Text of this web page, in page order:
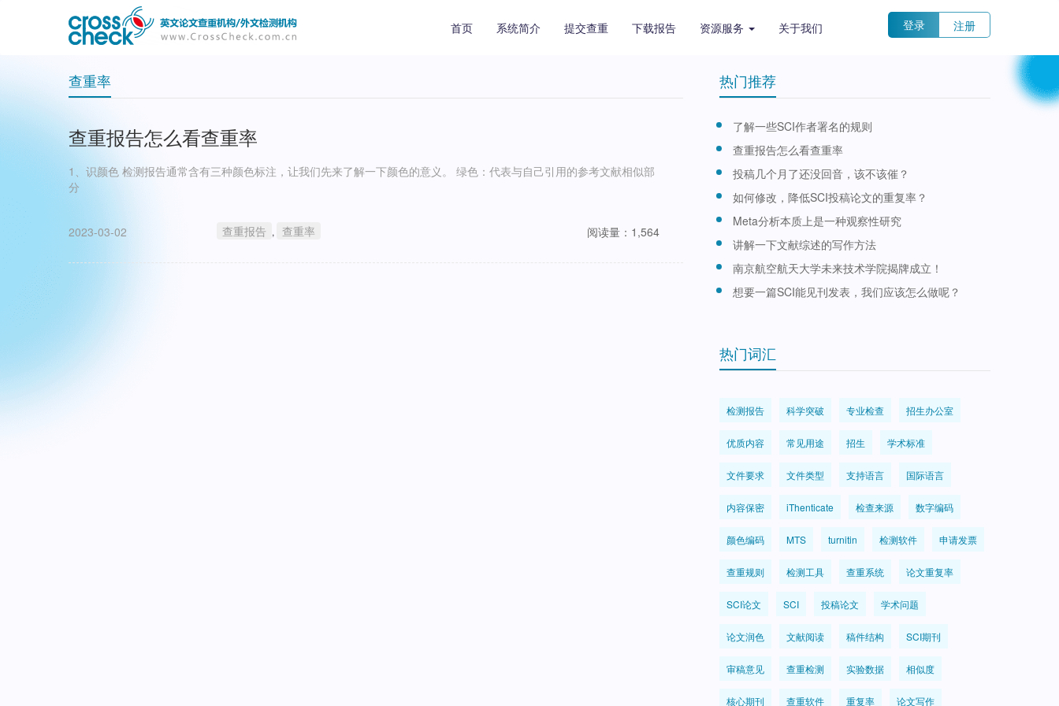
导
航 首页 系统简介 提交查重 下载报告 资源服务 关于我们
account
menu 登录 注册
查重率
查重报告怎么看查重率
1、识颜色 检测报告通常含有三种颜色标注，让我们先来了解一下颜色的意义。 绿色：代表与自己引用的参考文献相似部
分
2023-03-02 查重报告 , 查重率 阅读量：1,564
热门推荐
了解一些SCI作者署名的规则
查重报告怎么看查重率
投稿几个月了还没回音，该不该催？
如何修改，降低SCI投稿论文的重复率？
Meta分析本质上是一种观察性研究
讲解一下文献综述的写作方法
南京航空航天大学未来技术学院揭牌成立！
想要一篇SCI能见刊发表，我们应该怎么做呢？
热门词汇
检测报告 科学突破 专业检查 招生办公室
优质内容 常见用途 招生 学术标准
文件要求 文件类型 支持语言 国际语言
内容保密 iThenticate 检查来源 数字编码
颜色编码 MTS turnitin 检测软件 申请发票
查重规则 检测工具 查重系统 论文重复率
SCI论文 SCI 投稿论文 学术问题
论文润色 文献阅读 稿件结构 SCI期刊
审稿意见 查重检测 实验数据 相似度
核心期刊 查重软件 重复率 论文写作